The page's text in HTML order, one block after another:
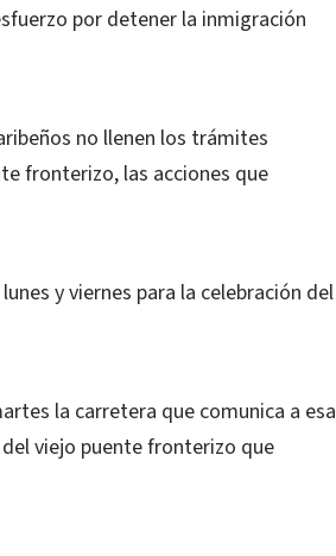
por detener la inmigración
no llenen los trámites
fronterizo, las acciones que
y viernes para la celebración del
la carretera que comunica a esa
viejo puente fronterizo que